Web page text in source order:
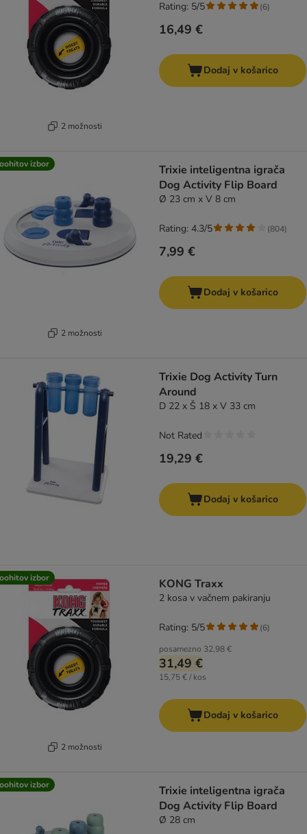
2 možnosti
16,49 €
Rating: 5/5 (6)
Dodaj v košarico
izbor
2 možnosti
Trixie inteligentna igrača
Dog Activity Flip Board
Ø 23 cm x V 8 cm
7,99 €
Rating: 4.3/5 (804)
Dodaj v košarico
Trixie Dog Activity Turn
Around
D 22 x Š 18 x V 33 cm
19,29 €
Not Rated
Dodaj v košarico
izbor
2 možnosti
KONG Traxx
2 kosa v vačnem pakiranju
posamezno 32,98 €
31,49 €
15,75 € / kos
Rating: 5/5 (6)
Dodaj v košarico
izbor
Trixie inteligentna igrača
Dog Activity Flip Board
Ø 28 cm